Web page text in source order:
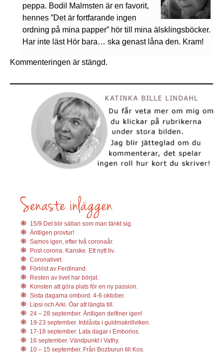
peppa. Bodil Malmsten är en favorit,
hennes ”Det är fortfarande ingen
ordning på mina papper” hör till mina älsklingsböcker.
Har inte läst Hör bara… ska genast låna den. Kram!
Kommenteringen är stängd.
15/9 Det blir sällan som man tänkt sig.
Äntligen provtur!
Samos igen, efter två coronaår.
Post corona. Kanske. Ett nytt liv.
Coronalivet.
Förlöst av Ferdinand.
Resten av livet har börjat.
Konsten att göra plats för en ny passion.
Sista dagarna ombord. 4-6 oktober.
Lipsi och Arki. Öar att längta till.
24 – 28 september. Äntligen delfiner igen!
19-23 september. Inblåsta i guldmakrillviken.
17-18 september. Lata dagar i Emborios.
16 september. Vändpunkt i Vathy.
10 – 15 september. Från Bozburun till Kos.